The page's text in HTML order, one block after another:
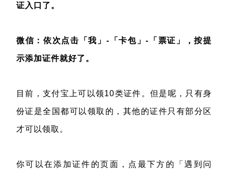
证入口了。
微信：依次点击「我」-「卡包」-「票证」，按提
示添加证件就好了。
目前，支付宝上可以领10类证件。但是呢，只有身
份证是全国都可以领取的，其他的证件只有部分区
才可以领取。
你可以在添加证件的页面，点最下方的「遇到问